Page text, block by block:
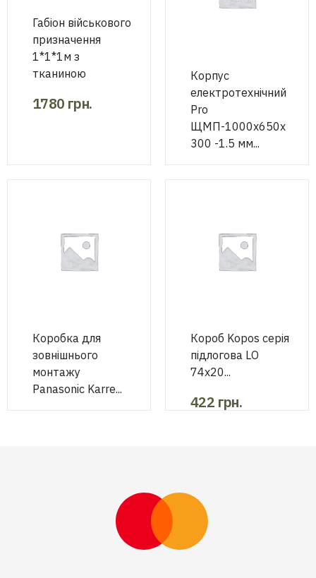
Габіон військового
призначення
1*1*1м з
тканиною
1780 грн.
Корпус
електротехнічний
Pro
ЩМП-1000х650х
300 -1.5 мм...
Коробка для
зовнішнього
монтажу
Panasonic Karre...
Короб Kopos серія
підлогова LО
74х20...
422 грн.